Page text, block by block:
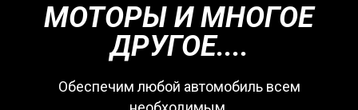
МОТОРЫ И МНОГОЕ
ДРУГОЕ....
Обеспечим любой автомобиль всем